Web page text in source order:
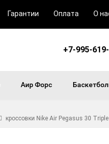
Гарантии Оплата О
+7-995-
Аир Форс
кроссовки Nike Air Pegasus 30